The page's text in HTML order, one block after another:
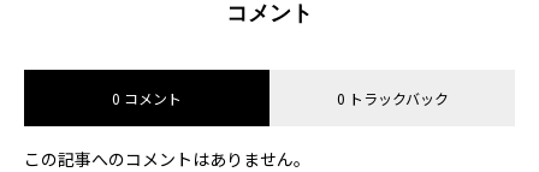
コメント
0 コメント 0 トラックバック
この記事へのコメントはありません。